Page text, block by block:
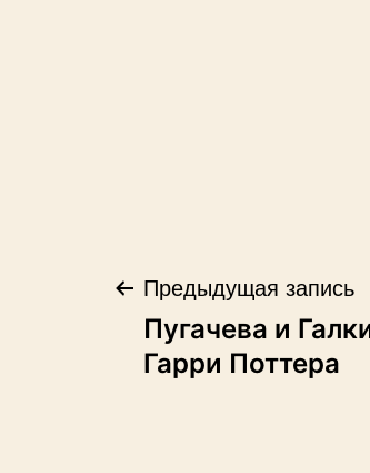
Навигация
по
Предыдущая запись
Пугачева и
Гарри Поттера